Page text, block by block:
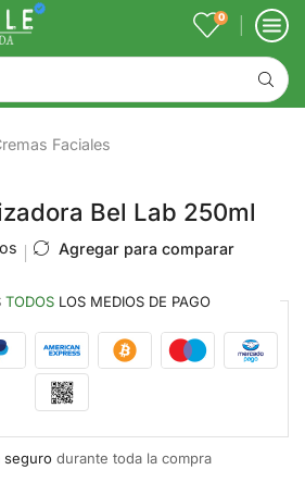
0
Faciales
Bel Lab 250ml
Agregar para comparar
TODOS LOS MEDIOS DE PAGO
segurodurante toda la compra